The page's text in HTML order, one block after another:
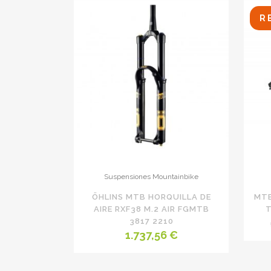
Suspensiones Mountainbike
ÖHLINS MTB HORQUILLA DE
AIRE RXF38 M.2 AIR FGMTB
3817 2210
1.737,56€